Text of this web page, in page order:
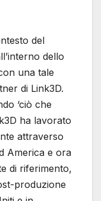
del
dello
una tale
di Link3D.
‘ciò che
ha lavorato
attraverso
America e ora
di riferimento,
produzione